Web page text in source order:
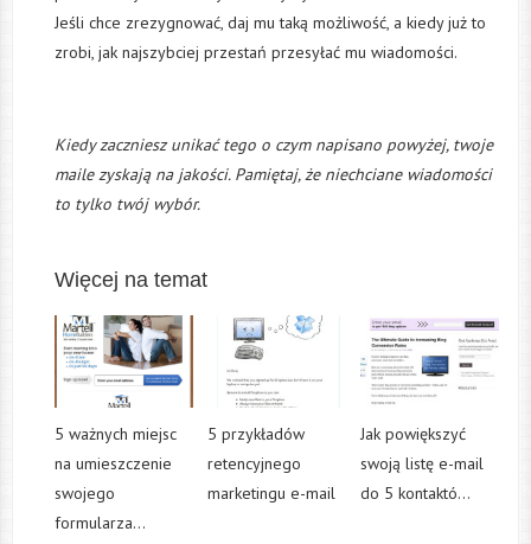
Jeśli chce zrezygnować, daj mu taką możliwość, a kiedy już to
zrobi, jak najszybciej przestań przesyłać mu wiadomości.
Kiedy zaczniesz unikać tego o czym napisano powyżej, twoje
maile zyskają na jakości. Pamiętaj, że niechciane wiadomości
to tylko twój wybór.
Więcej na temat
5 ważnych miejsc
na umieszczenie
swojego
formularza...
5 przykładów
retencyjnego
marketingu e-mail
Jak powiększyć
swoją listę e-mail
do 5 kontaktó...